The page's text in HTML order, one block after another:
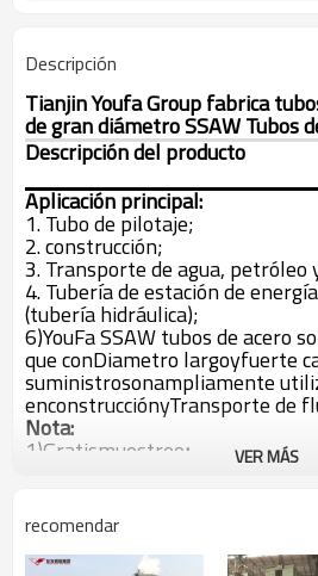
Descripción
Tianjin Youfa Group fabrica
de gran diámetro SSAW Tubos
Descripción del producto
Aplicación principal:
1. Tubo de pilotaje;
2. construcción;
3. Transporte de agua, petróleo
4. Tubería de estación de
(tubería hidráulica);
6)YouFa SSAW tubos de acero
que conDiametro largoyfuerte
suministrosonampliamente
enconstrucciónyTransporte de
Nota:
1)Gratismuestreo;
4)100%después de las ventas
5)Todas las demás
acero soldadas en espiral SSAW
VER MÁS
recomendar